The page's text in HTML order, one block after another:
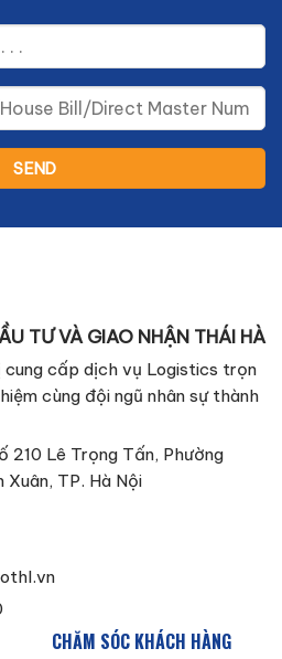
TƯ VÀ GIAO NHẬN THÁI HÀ
cấp dịch vụ Logistics trọn
cùng đội ngũ nhân sự thành
210 Lê Trọng Tấn, Phường
Xuân, TP. Hà Nội
CHĂM SÓC KHÁCH HÀNG